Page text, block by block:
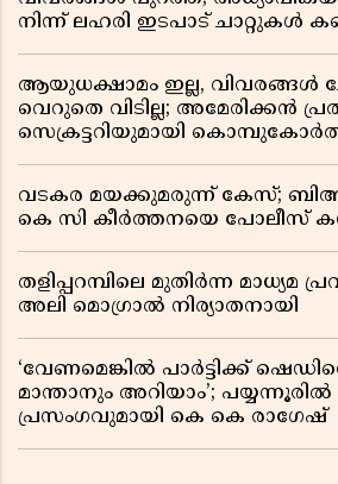
നിന്ന് ലഹരി ഇടപാട് ചാറ്റുകൾ
ആയുധക്ഷാമം ഇല്ല, വിവരങ്ങൾ
വെറുതെ വിടില്ല; അമേരിക്കൻ
സെക്രട്ടറിയുമായി
വടകര മയക്കുമരുന്ന് കേസ്;
കെ സി കീർത്തനയെ പോലീസ്
തളിപ്പറമ്പിലെ മുതിർന്ന
അലി മൊഗ്രാൽ നിര്യാതനായി
‘വേണമെങ്കിൽ പാർട്ടിക്ക്
മാന്താനും അറിയാം’; പയ്യന്നൂരിൽ
പ്രസംഗവുമായി കെ കെ രാഗേഷ്